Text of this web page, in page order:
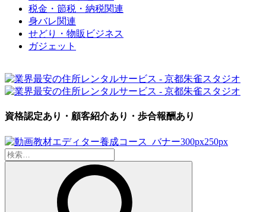
税金・節税・納税関連
身バレ関連
せどり・物販ビジネス
ガジェット
資格認定あり・顧客紹介あり・歩合報酬あり
検
索: